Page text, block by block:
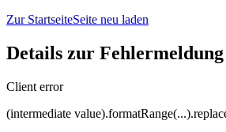
Zur StartseiteSeite neu laden
Details zur Fehlermeldung
Client error
(intermediate